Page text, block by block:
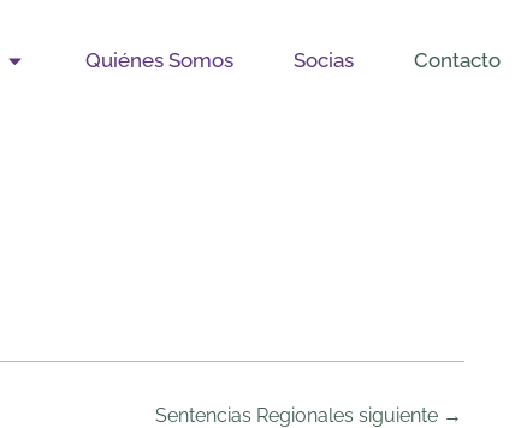
Open Publicaciones
Quiénes Somos Socias Contacto
Sentencias Regionales siguiente →